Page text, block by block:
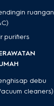
ruangan
purifiers
debu
cleaners)